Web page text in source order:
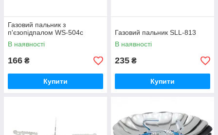
Газовий пальник з
п'єзопідпалом WS-504c
В наявності
166 ₴
Купити
Газовий пальник SLL-813
В наявності
235 ₴
Купити